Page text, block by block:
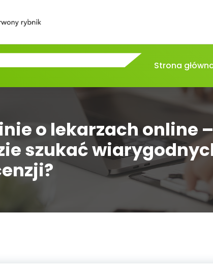
Strona
o lekarzach online –
szukać